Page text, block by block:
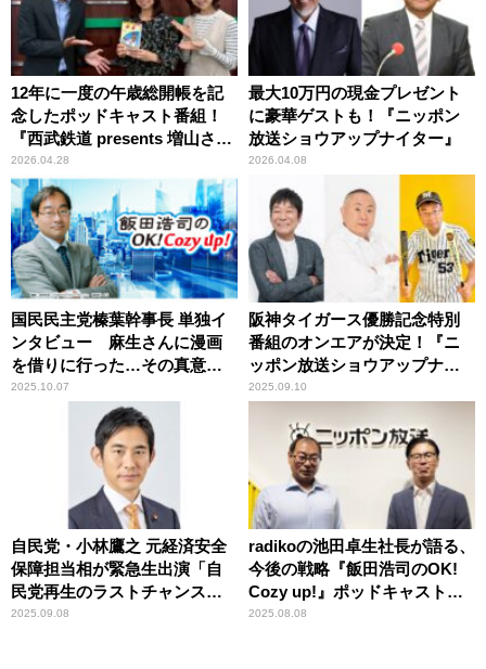
12年に一度の午歳総開帳を記
念したポッドキャスト番組！
『西武鉄道 presents 増山さや
かの秩父ぶらり旅 秩父札所午
歳総開帳「12年に一度 扉の向
こうへ」』
2026.04.28
最大10万円の現金プレゼント
に豪華ゲストも！『ニッポン
放送ショウアップナイター』
2026.04.08
国民民主党榛葉幹事長 単独イ
ンタビュー 麻生さんに漫画
を借りに行った…その真意と
は『飯田浩司のOK!Cozy
2025.10.07
阪神タイガース優勝記念特別
番組のオンエアが決定！『ニ
ッポン放送ショウアップナイ
タースペシャル 阪神、優勝お
イガー2025』
2025.09.10
自民党・小林鷹之 元経済安全
保障担当相が緊急生出演「自
民党再生のラストチャンス」
と語る 『飯田浩司のOK!Cozy
2025.09.08
radikoの池田卓生社長が語る、
今後の戦略『飯田浩司のOK!
Cozy up!』ポッドキャスト限
定スピンオフコンテンツ 『飯
2025.08.08